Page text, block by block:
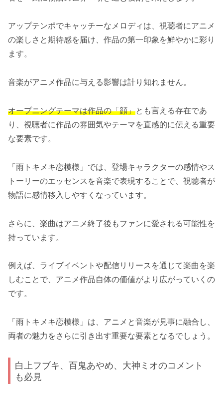
アップテンポでキャッチーなメロディは、視聴者にアニメ
の楽しさと期待感を届け、作品の第一印象を鮮やかに彩り
ます。
音楽がアニメ作品に与える影響は計り知れません。
オープニングテーマは作品の「顔」とも言える存在であ
り、視聴者に作品の雰囲気やテーマを直感的に伝える重要
な要素です。
「雨トキメキ恋模様」では、登場キャラクターの感情やス
トーリーのエッセンスを音楽で表現することで、視聴者が
物語に感情移入しやすくなっています。
さらに、楽曲はアニメ終了後もファンに愛される可能性を
持っています。
例えば、ライブイベントや配信リリースを通じて楽曲を楽
しむことで、アニメ作品自体の価値がより広がっていくの
です。
「雨トキメキ恋模様」は、アニメと音楽が見事に融合し、
両者の魅力をさらに引き出す重要な要素となるでしょう。
白上フブキ、百鬼あやめ、大神ミオのコメント
も必見